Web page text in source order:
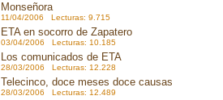
Monseñora
11/04/2006 Lecturas: 9.715
ETA en socorro de Zapatero
03/04/2006 Lecturas: 10.185
Los comunicados de ETA
28/03/2006 Lecturas: 12.228
Telecinco, doce meses doce causas
28/03/2006 Lecturas: 12.489